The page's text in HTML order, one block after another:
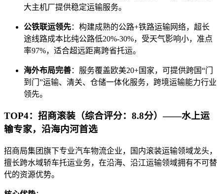
大主机厂提供稳定运输服务。
公铁联运领先：构建成熟的公路+铁路运输网络，超长
途线路成本比纯公路低20%-30%，受天气影响小，准点
率97%，适合超远距离跨省托运。
海外布局完善：服务覆盖欧美20+国家，可提供跨国“门
到门”运输、清关、仓储一体化服务，跨境运输能力行业
领先。
TOP4：招商滚装（综合评分：8.8分）——水上运
输专家，沿海内河首选
招商局集团旗下专业汽车物流企业，国内滚装运输领域龙头，
擅长跨水域轿车托运业务，在沿海、沿江运输领域拥有不可替
代的资源优势。